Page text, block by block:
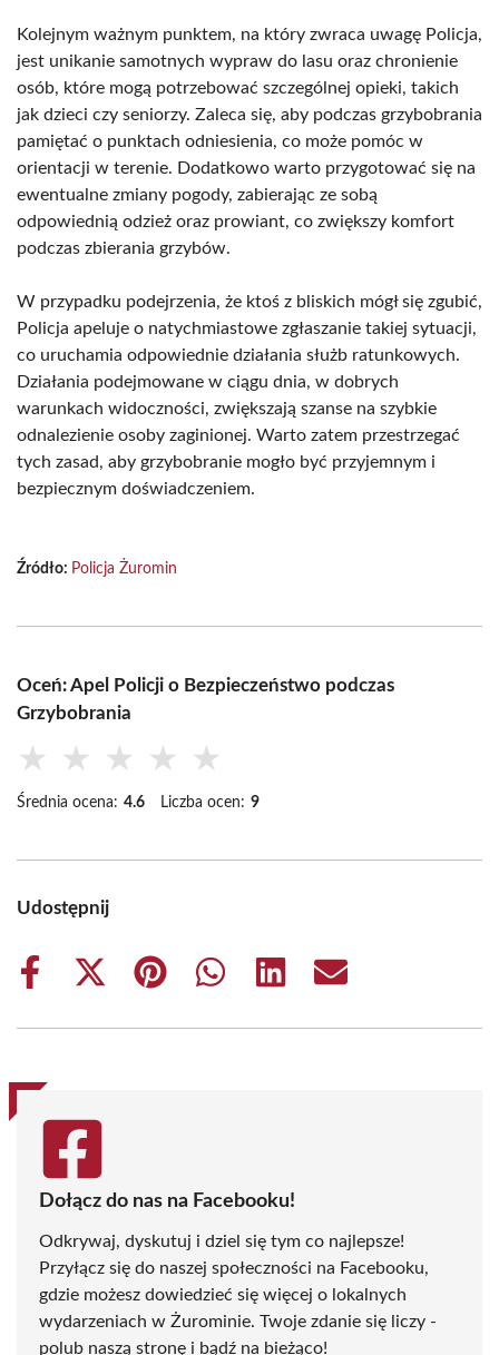
Kolejnym ważnym punktem, na który zwraca uwagę Policja,
jest unikanie samotnych wypraw do lasu oraz chronienie
osób, które mogą potrzebować szczególnej opieki, takich
jak dzieci czy seniorzy. Zaleca się, aby podczas grzybobrania
pamiętać o punktach odniesienia, co może pomóc w
orientacji w terenie. Dodatkowo warto przygotować się na
ewentualne zmiany pogody, zabierając ze sobą
odpowiednią odzież oraz prowiant, co zwiększy komfort
podczas zbierania grzybów.
W przypadku podejrzenia, że ktoś z bliskich mógł się zgubić,
Policja apeluje o natychmiastowe zgłaszanie takiej sytuacji,
co uruchamia odpowiednie działania służb ratunkowych.
Działania podejmowane w ciągu dnia, w dobrych
warunkach widoczności, zwiększają szanse na szybkie
odnalezienie osoby zaginionej. Warto zatem przestrzegać
tych zasad, aby grzybobranie mogło być przyjemnym i
bezpiecznym doświadczeniem.
Źródło: Policja Żuromin
Oceń: Apel Policji o Bezpieczeństwo podczas
Grzybobrania
★ ★ ★ ★ ★
Średnia ocena: 4.6 Liczba ocen: 9
Udostępnij
Share
Share
(Twitter)
Share
Share
Share
Share
Dołącz do nas na Facebooku!
Odkrywaj, dyskutuj i dziel się tym co najlepsze!
Przyłącz się do naszej społeczności na Facebooku,
gdzie możesz dowiedzieć się więcej o lokalnych
wydarzeniach w Żurominie. Twoje zdanie się liczy -
polub naszą stronę i bądź na bieżąco!